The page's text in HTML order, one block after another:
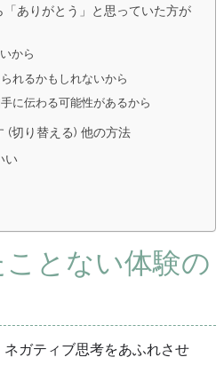
ありがとう」と思っていた方が
から
れるかもしれないから
に伝わる可能性があるから
(切り替える) 他の方法
い
とない体験の
ガティブ思考をあふれさせ